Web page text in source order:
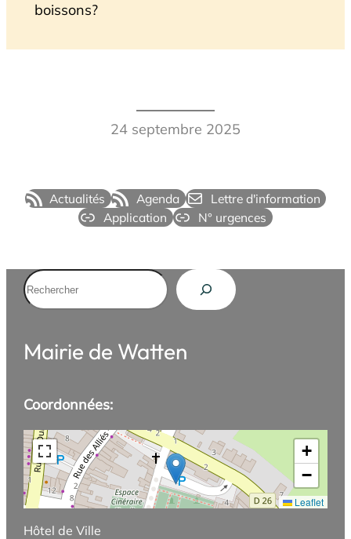
boissons?
24 septembre 2025
Actualités Agenda
Lettre d'information
Application
N° urgences
Rechercher
Mairie de Watten
Coordonnées:
+
−
Leaflet
Hôtel de Ville